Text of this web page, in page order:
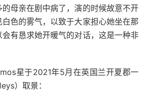
母亲在剧中病了，演的时候故意不开
色的雾气，以致于大家担心她坐在那
有恳求她开暖气的对话，这是一种非
星于2021年5月在英国兰开夏郡一
）取景：